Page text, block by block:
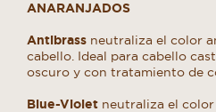
ANARANJADOS
Antibrass neutraliza el color
cabello. Ideal para cabello
oscuro y con tratamiento de
Blue-Violetneutraliza el color